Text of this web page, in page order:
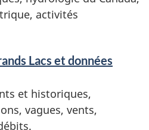
activités
Lacs et données
et historiques,
vagues, vents,